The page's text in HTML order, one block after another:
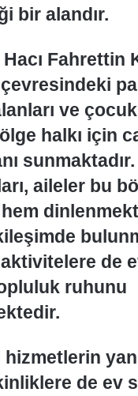
bir alandır.
Fahrettin
çevresindeki
ve
halkı için
aileler bu
de
ruhunu
de ev